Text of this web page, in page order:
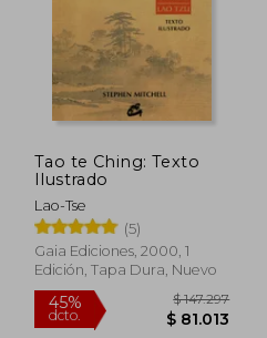
$ 67.590 dcto.
Tao te Ching: Texto
Ilustrado
Lao-Tse
(5)
Gaia Ediciones, 2000, 1
Edición, Tapa Dura, Nuevo